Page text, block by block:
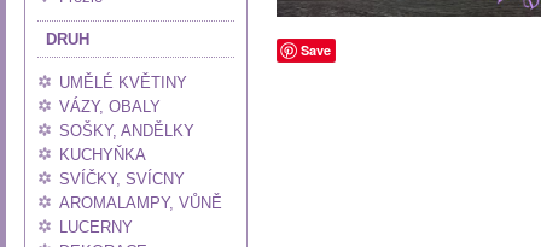
DRUH
UMĚLÉ KVĚTINY
VÁZY, OBALY
SOŠKY, ANDĚLKY
KUCHYŇKA
SVÍČKY, SVÍCNY
AROMALAMPY, VŮNĚ
LUCERNY
Save